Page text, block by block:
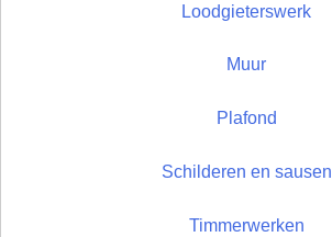
Loodgieterswerk
Muur
Plafond
Schilderen en sausen
Timmerwerken